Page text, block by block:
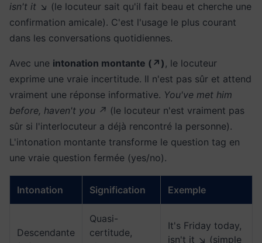
isn't it ↘ (le locuteur sait qu'il fait beau et cherche une
confirmation amicale). C'est l'usage le plus courant
dans les conversations quotidiennes.
Avec une intonation montante (↗) , le locuteur
exprime une vraie incertitude. Il n'est pas sûr et attend
vraiment une réponse informative. You've met him
before, haven't you ↗ (le locuteur n'est vraiment pas
sûr si l'interlocuteur a déjà rencontré la personne).
L'intonation montante transforme le question tag en
une vraie question fermée (yes/no).
Intonation Signification Exemple
Descendante
Quasi-
certitude,
It's Friday today,
isn't it ↘ (simple